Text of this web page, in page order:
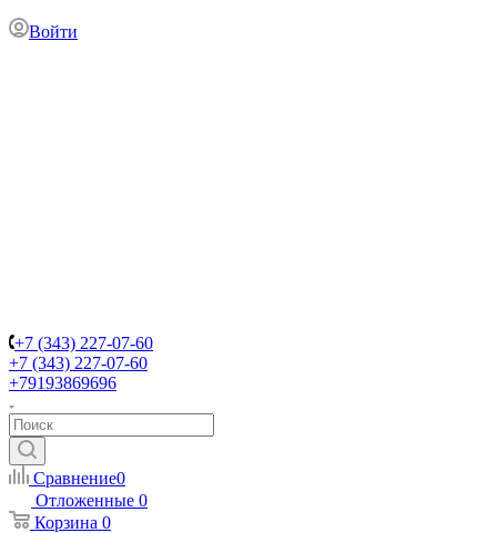
Войти
+7 (343) 227-07-60
+7 (343) 227-07-60
+79193869696
Сравнение0
Отложенные 0
Корзина 0